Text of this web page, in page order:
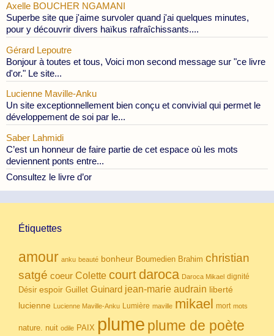
Axelle BOUCHER NGAMANI
Superbe site que j'aime survoler quand j'ai quelques minutes,
pour y découvrir divers haïkus rafraîchissants....
Gérard Lepoutre
Bonjour à toutes et tous, Voici mon second message sur "ce livre
d'or." Le site...
Lucienne Maville-Anku
Un site exceptionnellement bien conçu et convivial qui permet le
développement de soi par le...
Saber Lahmidi
C’est un honneur de faire partie de cet espace où les mots
deviennent ponts entre...
Consultez le livre d’or
Étiquettes
amour anku beauté bonheur Boumedien Brahim christian
satgé coeur Colette court daroca Daroca Mikael dignité
Désir espoir Guillet Guinard jean-marie audrain liberté
lucienne Lucienne Maville-Anku Lumière maville mikael mort mots
nature. nuit odile PAIX plume plume de poète